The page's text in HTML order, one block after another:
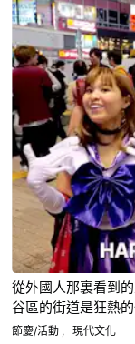
從外國人那裏看到
谷區的街道是狂熱的
節慶/活動
現代文化